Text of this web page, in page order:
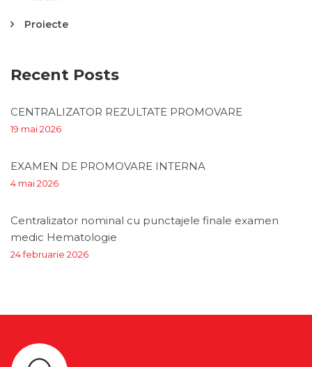
Proiecte
Recent Posts
CENTRALIZATOR REZULTATE PROMOVARE
19 mai 2026
EXAMEN DE PROMOVARE INTERNA
4 mai 2026
Centralizator nominal cu punctajele finale examen
medic Hematologie
24 februarie 2026